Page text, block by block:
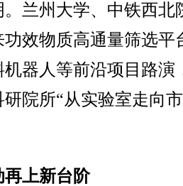
兰州大学、中铁西北
效物质高通量筛选平
器人等前沿项目路演
院所“从实验室走向
上新台阶